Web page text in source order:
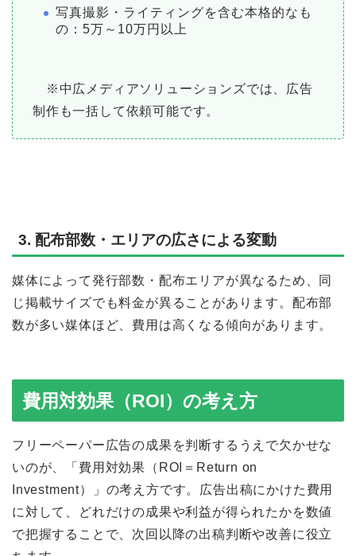
写真撮影・ライティングを含む本格的なも
の：5万～10万円以上
※中広メディアソリューションズでは、広告
制作も一括して依頼可能です。
3. 配布部数・エリアの広さによる変動
媒体によって発行部数・配布エリアが異なるため、同
じ掲載サイズでも料金が異ることがあります。 配布部
数が多い媒体ほど、費用は高くなる傾向があります。
費用対効果（ROI）の考え方
フリーペーパー広告の成果を判断するうえで欠かせな
いのが、「費用対効果（ROI＝Return on
Investment）」の考え方です。広告出稿にかけた費用
に対して、どれだけの成果や利益が得られたかを数値
で把握することで、次回以降の出稿判断や改善に役立